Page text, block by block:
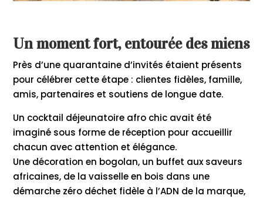
Un moment fort, entourée des miens
Près d’une quarantaine d’invités étaient présents
pour célébrer cette étape : clientes fidèles, famille,
amis, partenaires et soutiens de longue date.
Un cocktail déjeunatoire afro chic avait été
imaginé sous forme de réception pour accueillir
chacun avec attention et élégance.
Une décoration en bogolan, un buffet aux saveurs
africaines, de la vaisselle en bois dans une
démarche zéro déchet fidèle à l’ADN de la marque,